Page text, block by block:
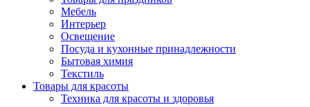
Мебель
Интерьер
Освещение
Посуда и кухонные принадлежности
Бытовая химия
Текстиль
Товары для красоты
Техника для красоты и здоровья